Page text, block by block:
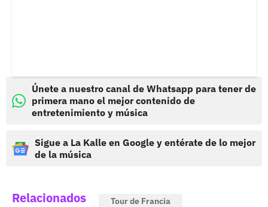
Únete a nuestro canal de Whatsapp para tener de
primera mano el mejor contenido de
entretenimiento y música
Sigue a La Kalle en Google y entérate de lo mejor
de la música
Relacionados Tour de Francia